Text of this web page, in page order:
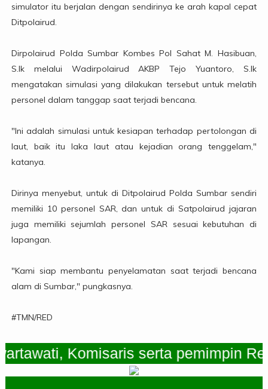
simulator itu berjalan dengan sendirinya ke arah kapal cepat
Ditpolairud.
Dirpolairud Polda Sumbar Kombes Pol Sahat M. Hasibuan,
S.Ik melalui Wadirpolairud AKBP Tejo Yuantoro, S.Ik
mengatakan simulasi yang dilakukan tersebut untuk melatih
personel dalam tanggap saat terjadi bencana.
"Ini adalah simulasi untuk kesiapan terhadap pertolongan di
laut, baik itu laka laut atau kejadian orang tenggelam,"
katanya.
Dirinya menyebut, untuk di Ditpolairud Polda Sumbar sendiri
memiliki 10 personel SAR, dan untuk di Satpolairud jajaran
juga memiliki sejumlah personel SAR sesuai kebutuhan di
lapangan.
"Kami siap membantu penyelamatan saat terjadi bencana
alam di Sumbar," pungkasnya.
#TMN/RED
Komisaris serta pemimpin